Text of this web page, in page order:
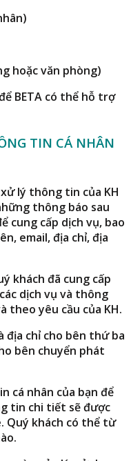
hoặc văn phòng)
BETA có thể hỗ trợ
TIN CÁ NHÂN
lý thông tin của KH
thông báo sau
cung cấp dịch vụ, bao
email, địa chỉ, địa
khách đã cung cấp
dịch vụ và thông
theo yêu cầu của KH.
địa chỉ cho bên thứ ba
bên chuyển phát
cá nhân của bạn để
tin chi tiết sẽ được
Quý khách có thể từ